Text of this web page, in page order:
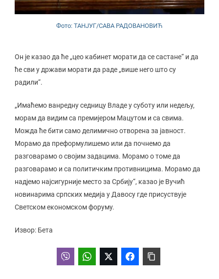
Фото: ТАНЈУГ/САВА РАДОВАНОВИЋ
Он је казао да ће „цео кабинет морати да се састане“ и да
ће сви у држави морати да раде „више него што су
радили“.
„Имаћемо ванредну седницу Владе у суботу или недељу,
морам да видим са премијером Мацутом и са свима.
Можда ће бити само делимично отворена за јавност.
Морамо да преформулишемо или да почнемо да
разговарамо о својим задацима. Морамо о томе да
разговарамо и са политичким противницима. Морамо да
надјемо најсигурније место за Србију“, казао је Вучић
новинарима српских медија у Давосу где присуствује
Светском економском форуму.
Извор: Бета